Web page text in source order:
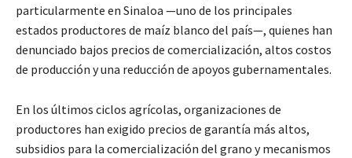
particularmente en Sinaloa —uno de los principales
estados productores de maíz blanco del país—, quienes han
denunciado bajos precios de comercialización, altos costos
de producción y una reducción de apoyos gubernamentales.
En los últimos ciclos agrícolas, organizaciones de
productores han exigido precios de garantía más altos,
subsidios para la comercialización del grano y mecanismos